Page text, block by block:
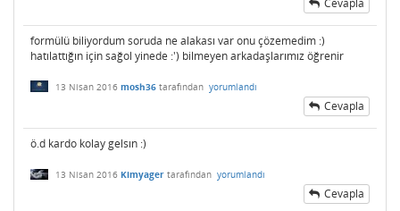
formülü biliyordum soruda ne alakası var onu çözemedim :)
hatılattığın için sağol yinede :') bilmeyen arkadaşlarımız öğrenir
13 Nisan 2016 mosh36 tarafından yorumlandı
Cevapla
ö.d kardo kolay gelsın :)
13 Nisan 2016 Kimyager tarafından yorumlandı
Cevapla